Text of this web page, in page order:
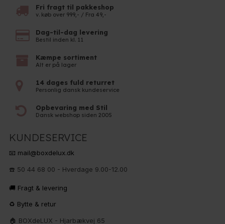
Fri fragt til pakkeshop
v. køb over 999,- / Fra 49,-
Dag-til-dag levering
Bestil inden kl. 11
Kæmpe sortiment
Alt er på lager
14 dages fuld returret
Personlig dansk kundeservice
Opbevaring med Stil
Dansk webshop siden 2005
KUNDESERVICE
📧 mail@boxdelux.dk
☎️ 50 44 68 00 - Hverdage 9.00-12.00
🚚 Fragt & levering
♻️ Bytte & retur
🏠 BOXdeLUX - Hjarbækvej 65